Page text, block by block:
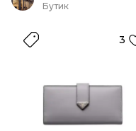
Бутик
3